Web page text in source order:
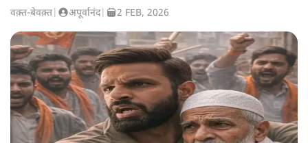
वक़्त-बेवक़्त अपूर्वानंद| 2 FEB, 2026